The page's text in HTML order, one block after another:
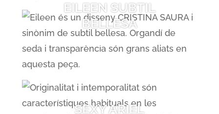
EILEEN SUBTIL
BELLESA
SEXY ARIEL